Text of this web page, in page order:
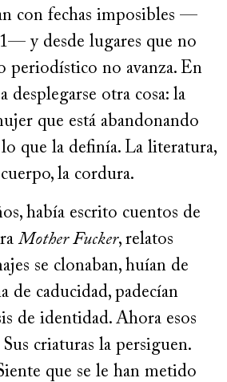
con fechas imposibles —
y desde lugares que no
periodístico no avanza. En
desplegarse otra cosa: la
que está abandonando
que la definía. La literatura,
la cordura.
había escrito cuentos de
Mother Fucker, relatos
se clonaban, huían de
de caducidad, padecían
de identidad. Ahora esos
criaturas la persiguen.
que se le han metido